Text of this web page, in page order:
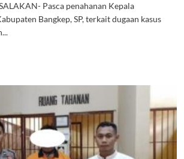
Pasca penahanan Kepala
Bangkep, SP, terkait dugaan kasus